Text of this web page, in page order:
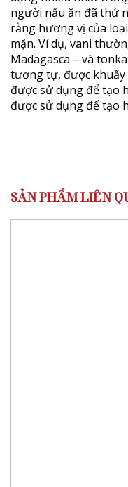
người nấu ăn đã thử
rằng hương vị của
mặn. Ví dụ, vani
Madagasca – và
tương tự, được khuấy
được sử dụng để tạo
được sử dụng để tạo
SẢN PHẨM LIÊN